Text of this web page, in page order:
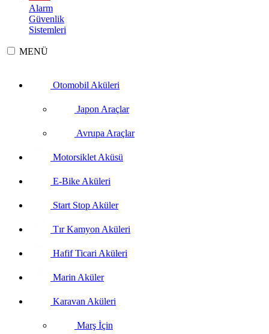
Alarm
Güvenlik
Sistemleri
MENÜ
Otomobil Aküleri
Japon Araçlar
Avrupa Araçlar
Motorsiklet Aküsü
E-Bike Aküleri
Start Stop Aküler
Tır Kamyon Aküleri
Hafif Ticari Aküleri
Marin Aküler
Karavan Aküleri
Marş İçin